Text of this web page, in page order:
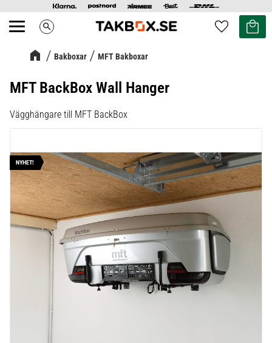
Meny search Favoriter
Kundvagn
Bakboxar MFT Bakboxar
MFT BackBox Wall Hanger
Vägghängare till MFT BackBox
NYHET!